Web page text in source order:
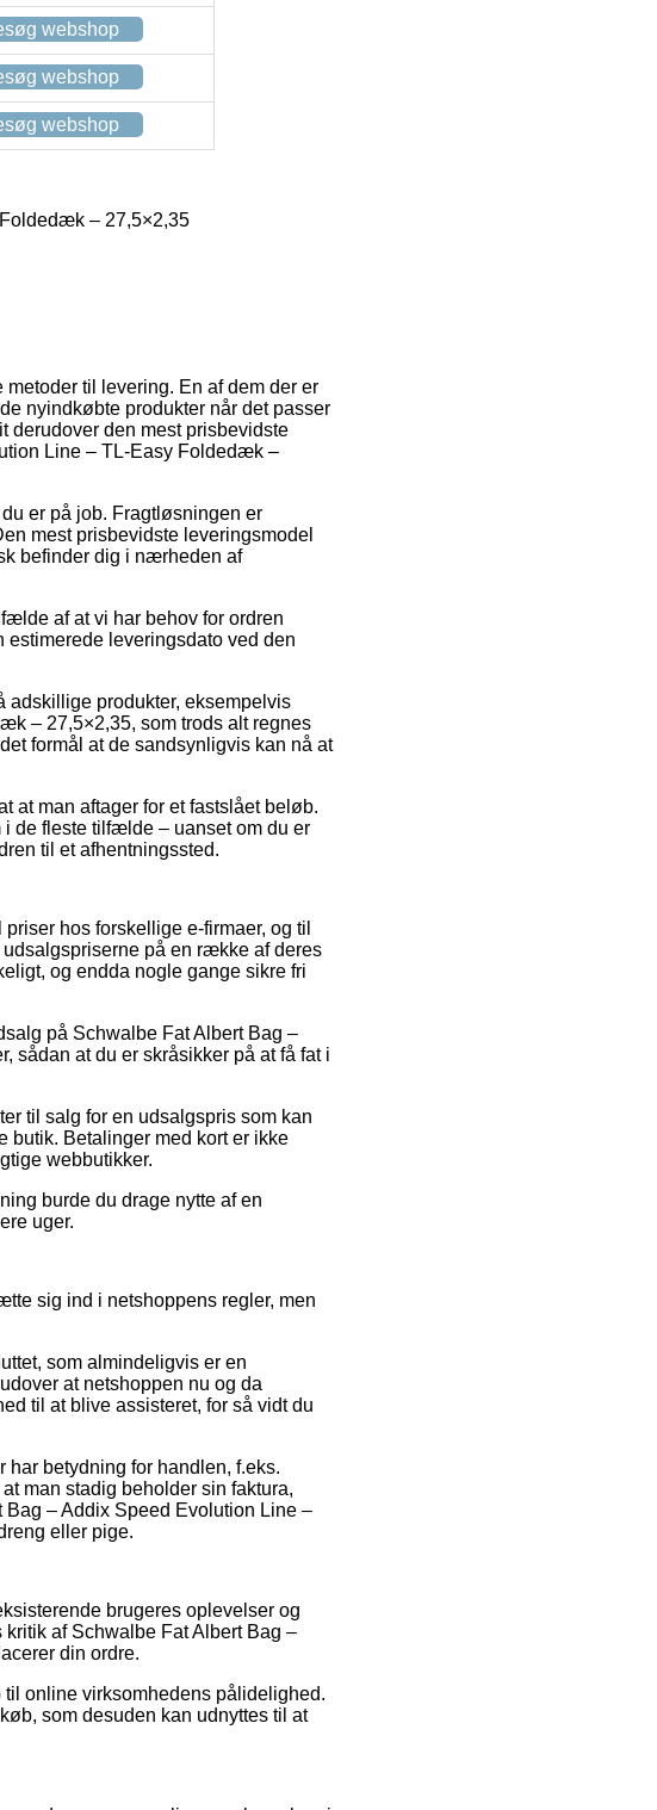
webshop
webshop
webshop
– 27,5×2,35
til levering. En af dem der er
nyindkøbte produkter når det passer
derudover den mest prisbevidste
Line – TL-Easy Foldedæk –
er på job. Fragtløsningen er
mest prisbevidste leveringsmodel
befinder dig i nærheden af
af at vi har behov for ordren
estimerede leveringsdato ved den
adskillige produkter, eksempelvis
– 27,5×2,35, som trods alt regnes
formål at de sandsynligvis kan nå at
at man aftager for et fastslået beløb.
de fleste tilfælde – uanset om du er
til et afhentningssted.
hos forskellige e-firmaer, og til
på en række af deres
og endda nogle gange sikre fri
på Schwalbe Fat Albert Bag –
sådan at du er skråsikker på at få fat i
til salg for en udsalgspris som kan
butik. Betalinger med kort er ikke
webbutikker.
burde du drage nytte af en
uger.
sig ind i netshoppens regler, men
som almindeligvis er en
at netshoppen nu og da
til at blive assisteret, for så vidt du
har betydning for handlen, f.eks.
man stadig beholder sin faktura,
– Addix Speed Evolution Line –
eller pige.
brugeres oplevelser og
af Schwalbe Fat Albert Bag –
din ordre.
online virksomhedens pålidelighed.
som desuden kan udnyttes til at